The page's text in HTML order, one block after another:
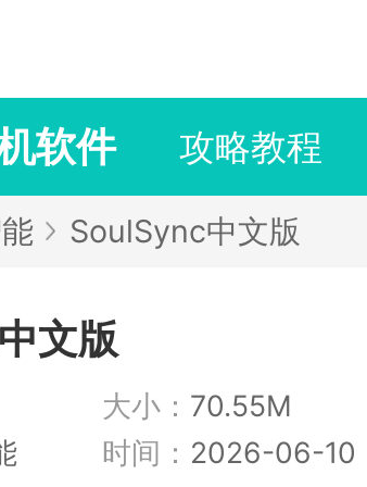
软件 攻略教程
SoulSync中文版
文版
大小： 70.55M
时间： 2026-06-10